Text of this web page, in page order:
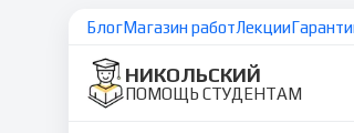
БлогМагазин работЛекции
НИКОЛЬСКИЙ
ПОМОЩЬ СТУДЕНТАМ